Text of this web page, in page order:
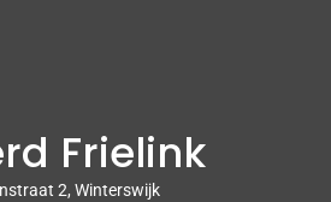
Frielink
2, Winterswijk